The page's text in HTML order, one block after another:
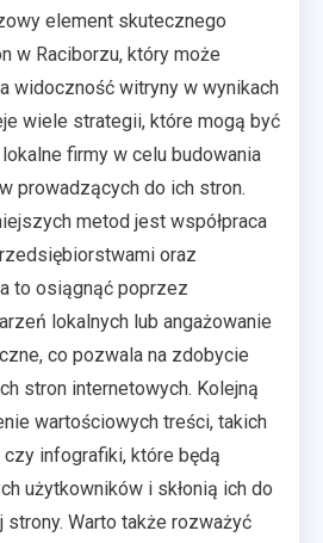
element skutecznego
w Raciborzu, który może
widoczność witryny w wynikach
wiele strategii, które mogą być
firmy w celu budowania
prowadzących do ich stron.
metod jest współpraca
oraz
to osiągnąć poprzez
lokalnych lub angażowanie
co pozwala na zdobycie
stron internetowych. Kolejną
wartościowych treści, takich
czy infografiki, które będą
użytkowników i skłonią ich do
strony. Warto także rozważyć